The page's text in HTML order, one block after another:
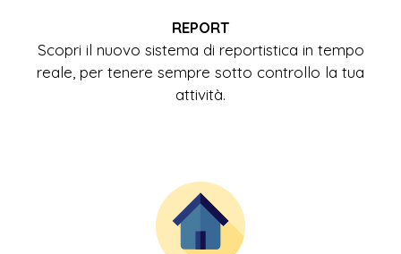
REPORT
Scopri il nuovo sistema di reportistica in tempo
reale, per tenere sempre sotto controllo la tua
attività.